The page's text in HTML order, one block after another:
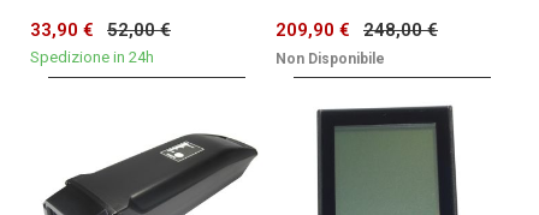
33,90 € 52,00 €
Spedizione in 24h
209,90 € 248,00 €
Non Disponibile